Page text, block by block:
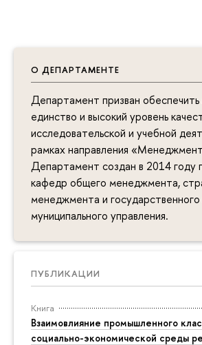
О ДЕПАРТАМЕНТЕ
Департамент призван
единство и высокий уровень
исследовательской и учебной
рамках направления
Департамент создан в 2014 году
кафедр общего менеджмента,
менеджмента и государственного
муниципального управления.
ПУБЛИКАЦИИ
Книга
Взаимовлияние промышленного
социально-экономической среды